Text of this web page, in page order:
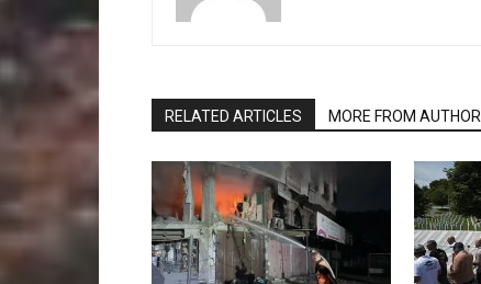
RELATED ARTICLES MORE FROM AUTHOR